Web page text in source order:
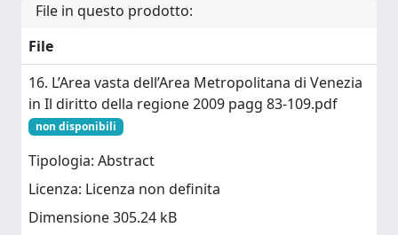
File in questo prodotto:
File
16. L’Area vasta dell’Area Metropolitana di Venezia
in Il diritto della regione 2009 pagg 83-109.pdf
non disponibili
Tipologia: Abstract
Licenza: Licenza non definita
Dimensione 305.24 kB